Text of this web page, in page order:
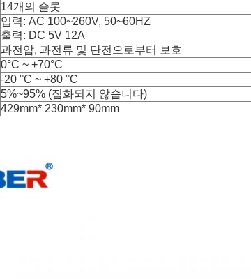
14개의 슬롯
입력: AC 100~260V, 50~60HZ
출력: DC 5V 12A
과전압, 과전류 및 단전으로부터 보호
0°C ~ +70°C
-20 °C ~ +80 °C
5%~95% (집화되지 않습니다)
429mm* 230mm* 90mm